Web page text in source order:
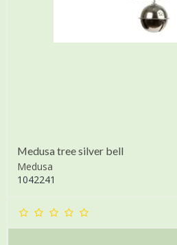
Medusa tree silver bell
Medusa
1042241